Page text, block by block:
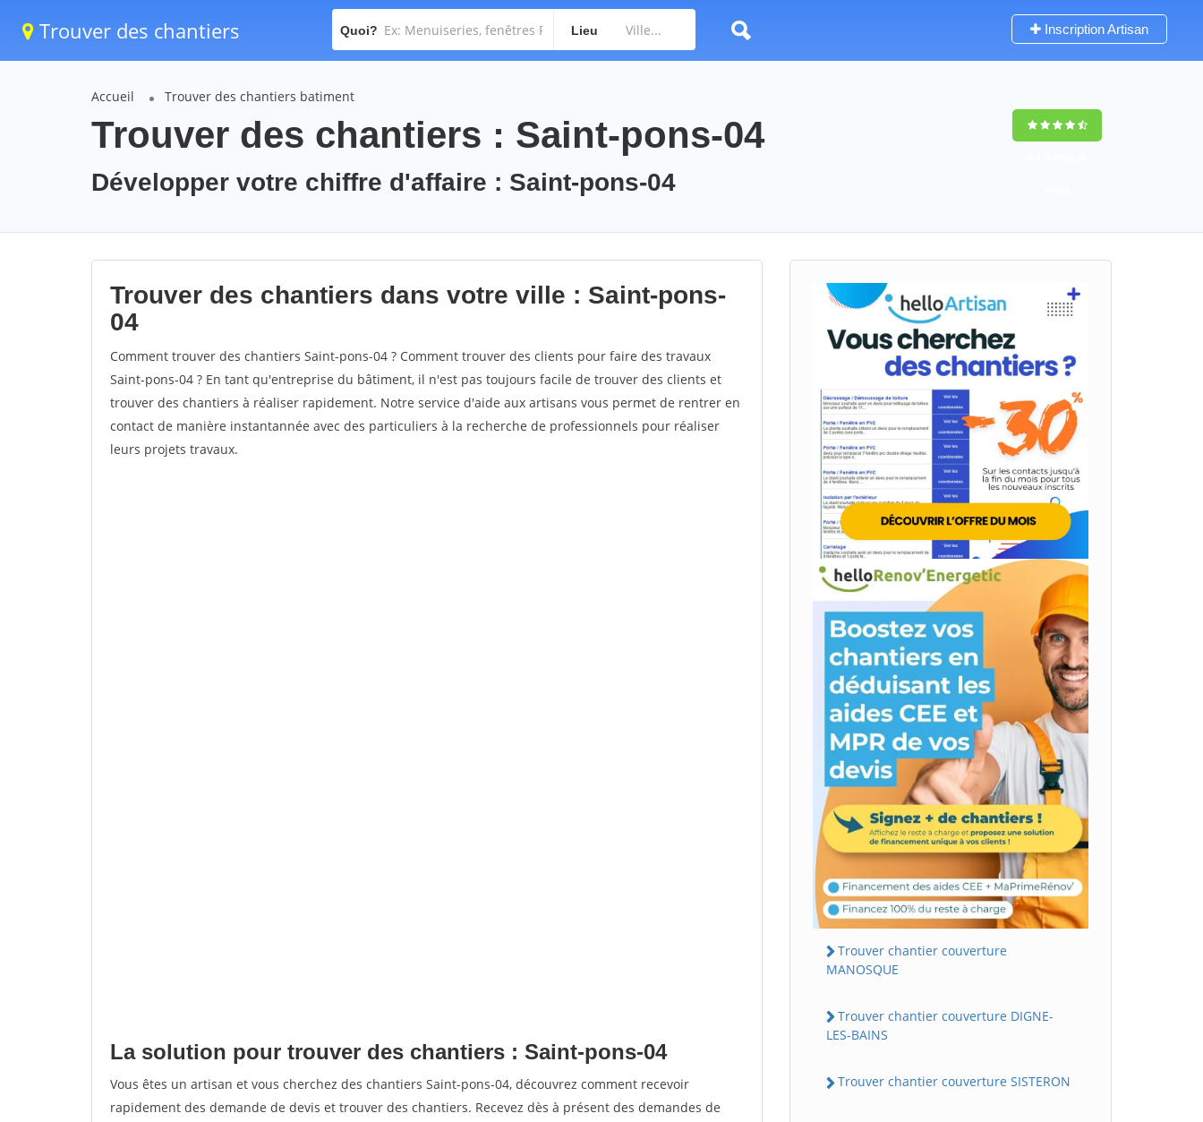
Trouver des chantiers Quoi? Lieu Inscription Artisan
Accueil Trouver des chantiers batiment
Trouver des chantiers : Saint-pons-04
Développer votre chiffre d'affaire : Saint-pons-04
Trouver des chantiers dans votre ville : Saint-pons-
04
Comment trouver des chantiers Saint-pons-04 ? Comment trouver des clients pour faire des travaux
Saint-pons-04 ? En tant qu'entreprise du bâtiment, il n'est pas toujours facile de trouver des clients et
trouver des chantiers à réaliser rapidement. Notre service d'aide aux artisans vous permet de rentrer en
contact de manière instantannée avec des particuliers à la recherche de professionnels pour réaliser
leurs projets travaux.
La solution pour trouver des chantiers : Saint-pons-04
Vous êtes un artisan et vous cherchez des chantiers Saint-pons-04, découvrez comment recevoir
rapidement des demande de devis et trouver des chantiers. Recevez dès à présent des demandes de
Trouver chantier couverture
MANOSQUE
Trouver chantier couverture DIGNE-
LES-BAINS
Trouver chantier couverture SISTERON